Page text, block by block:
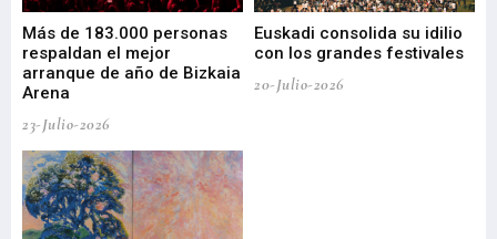
Más de 183.000 personas
respaldan el mejor
arranque de año de Bizkaia
Arena
23-Julio-2026
Euskadi consolida su idilio
con los grandes festivales
20-Julio-2026